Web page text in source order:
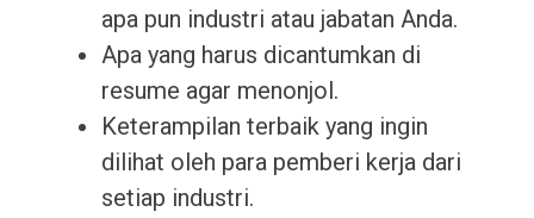
apa pun industri atau jabatan Anda.
Apa yang harus dicantumkan di
resume agar menonjol.
Keterampilan terbaik yang ingin
dilihat oleh para pemberi kerja dari
setiap industri.